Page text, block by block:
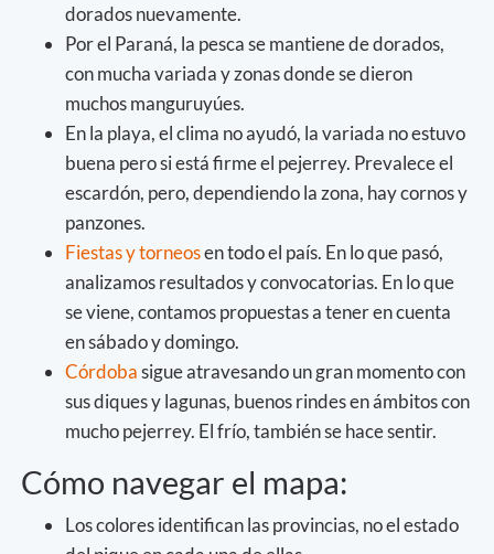
dorados nuevamente.
Por el Paraná, la pesca se mantiene de dorados,
con mucha variada y zonas donde se dieron
muchos manguruyúes.
En la playa, el clima no ayudó, la variada no estuvo
buena pero si está firme el pejerrey. Prevalece el
escardón, pero, dependiendo la zona, hay cornos y
panzones.
Fiestas y torneosen todo el país. En lo que pasó,
analizamos resultados y convocatorias. En lo que
se viene, contamos propuestas a tener en cuenta
en sábado y domingo.
Córdobasigue atravesando un gran momento con
sus diques y lagunas, buenos rindes en ámbitos con
mucho pejerrey. El frío, también se hace sentir.
Cómo navegar el mapa:
Los colores identifican las provincias, no el estado